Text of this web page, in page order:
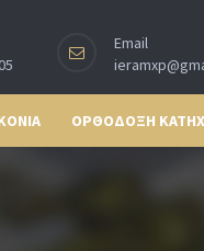
Email
ΟΡΘΟΔΟΞΗ